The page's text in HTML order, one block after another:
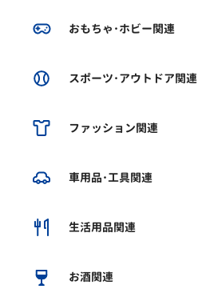
おもちゃ･ホビー関連
スポーツ･アウトドア関連
ファッション関連
車用品･工具関連
生活用品関連
お酒関連